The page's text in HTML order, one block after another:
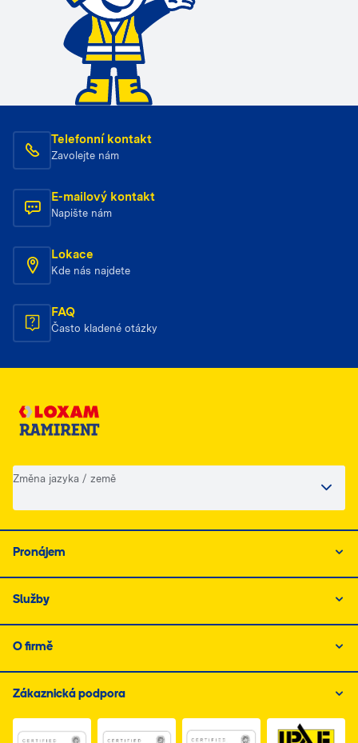
Telefonní kontakt
Zavolejte nám
E-mailový kontakt
Napište nám
Lokace
Kde nás najdete
FAQ
Často kladené otázky
Změna jazyka / země
Pronájem
Služby
O firmě
Zákaznická podpora